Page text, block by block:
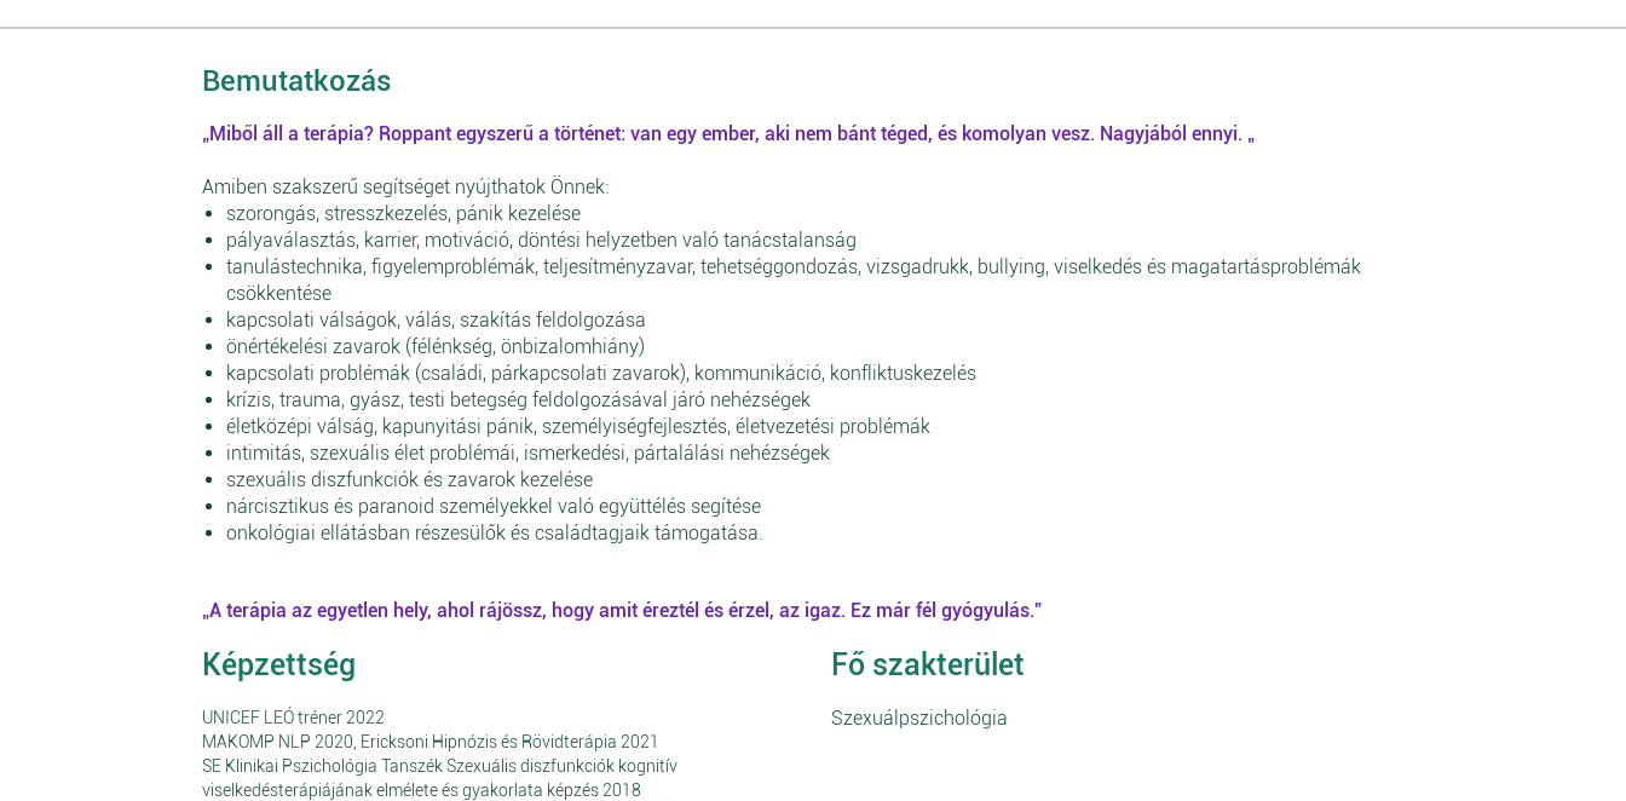
Bemutatkozás
„Miből áll a terápia? Roppant egyszerű a történet: van egy ember, aki nem bánt téged, és komolyan vesz. Nagyjából ennyi. „
Amiben szakszerű segítséget nyújthatok Önnek:
szorongás, stresszkezelés, pánik kezelése
pályaválasztás, karrier, motiváció, döntési helyzetben való tanácstalanság
tanulástechnika, figyelemproblémák, teljesítményzavar, tehetséggondozás, vizsgadrukk, bullying, viselkedés és magatartásproblémák
csökkentése
kapcsolati válságok, válás, szakítás feldolgozása
önértékelési zavarok (félénkség, önbizalomhiány)
kapcsolati problémák (családi, párkapcsolati zavarok), kommunikáció, konfliktuskezelés
krízis, trauma, gyász, testi betegség feldolgozásával járó nehézségek
életközépi válság, kapunyitási pánik, személyiségfejlesztés, életvezetési problémák
intimitás, szexuális élet problémái, ismerkedési, pártalálási nehézségek
szexuális diszfunkciók és zavarok kezelése
nárcisztikus és paranoid személyekkel való együttélés segítése
onkológiai ellátásban részesülők és családtagjaik támogatása.
„A terápia az egyetlen hely, ahol rájössz, hogy amit éreztél és érzel, az igaz. Ez már fél gyógyulás.”
Képzettség
UNICEF LEÓ tréner 2022
MAKOMP NLP 2020, Ericksoni Hipnózis és Rövidterápia 2021
SE Klinikai Pszichológia Tanszék Szexuális diszfunkciók kognitív
viselkedésterápiájának elmélete és gyakorlata képzés 2018
Fő szakterület
Szexuálpszichológia